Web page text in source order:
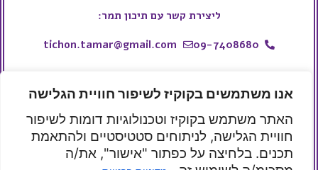
אנו משתמשים בקוקיז לשיפור חוויית הגלישה
האתר משתמש בקוקיז וטכנולוגיות דומות לשיפור
חוויית הגלישה, לניתוחים סטטיסטיים ולהתאמת
תכנים. בלחיצה על כפתור "אישור", את/ה
ליצירת קשר עם תיכון תמר:
09-7408680
tichon.tamar@gmail.com
whatsapp
050-9914443
tamar.w.school@gmail.com
קהילת תמר בית ספר תמר תיכון תמר